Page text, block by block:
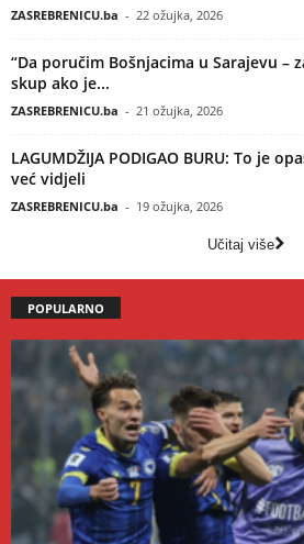
ZASREBRENICU.ba - 22 ožujka, 2026
“Da poručim Bošnjacima u Sarajevu –
skup ako je...
ZASREBRENICU.ba - 21 ožujka, 2026
LAGUMDŽIJA PODIGAO BURU: To je
već vidjeli
ZASREBRENICU.ba - 19 ožujka, 2026
Učitaj više
POPULARNO